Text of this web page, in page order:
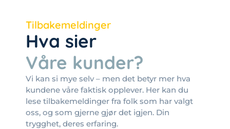
Tilbakemeldinger
Hva sier
Våre kunder?
Vi kan si mye selv – men det betyr mer hva
kundene våre faktisk opplever. Her kan du
lese tilbakemeldinger fra folk som har valgt
oss, og som gjerne gjør det igjen. Din
trygghet, deres erfaring.